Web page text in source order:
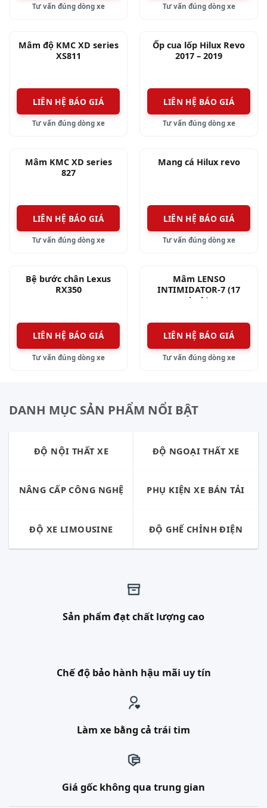
Tư vấn đúng dòng xe Tư vấn đúng dòng xe
Mâm độ KMC XD series
XS811
LIÊN HỆ BÁO GIÁ
Tư vấn đúng dòng xe
Ốp cua lốp Hilux Revo
2017 – 2019
LIÊN HỆ BÁO GIÁ
Tư vấn đúng dòng xe
Mâm KMC XD series
827
LIÊN HỆ BÁO GIÁ
Tư vấn đúng dòng xe
Mang cá Hilux revo
LIÊN HỆ BÁO GIÁ
Tư vấn đúng dòng xe
Bệ bước chân Lexus
RX350
LIÊN HỆ BÁO GIÁ
Tư vấn đúng dòng xe
Mâm LENSO
INTIMIDATOR-7 (17
inch)
LIÊN HỆ BÁO GIÁ
Tư vấn đúng dòng xe
DANH MỤC SẢN PHẨM NỔI BẬT
ĐỘ NỘI THẤT XE ĐỘ NGOẠI THẤT XE
NÂNG CẤP CÔNG NGHỆ PHỤ KIỆN XE BÁN TẢI
ĐỘ XE LIMOUSINE ĐỘ GHẾ CHỈNH ĐIỆN
Sản phẩm đạt chất lượng cao
Chế độ bảo hành hậu mãi uy tín
Làm xe bằng cả trái tim
Giá gốc không qua trung gian